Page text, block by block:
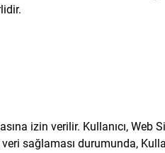
izin verilir. Kullanıcı, Web
sağlaması durumunda,